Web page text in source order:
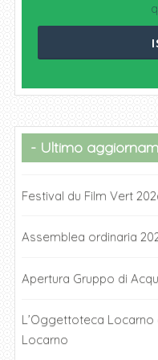
Ultimo
Festival du Film Vert
Assemblea ordinaria
Apertura Gruppo di
L’Oggettoteca
Locarno